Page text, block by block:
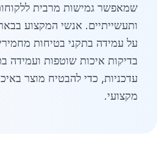
שמאפשר גמישות מרבית
ותעשייתיים. אנשי המקצוע
על עמידה בתקני בטיחות
בדיקות איכות שוטפות ועמידה
עדכניות, כדי להבטיח מוצר
מקצועי.